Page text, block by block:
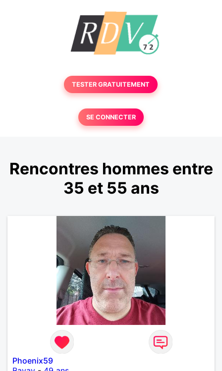
TESTER GRATUITEMENT
SE CONNECTER
Rencontres hommes entre
35 et 55 ans
Phoenix59